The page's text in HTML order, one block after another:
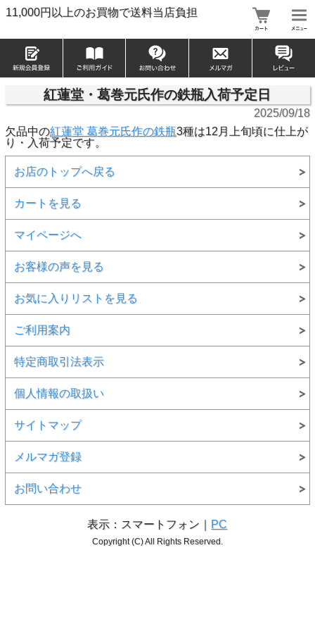
11,000円以上のお買物で送料当店負担
紅蓮堂・葛巻元氏作の鉄瓶入荷予定日
2025/09/18
欠品中の紅蓮堂 葛巻元氏作の鉄瓶3種は12月上旬頃に仕上が
り・入荷予定です。
お店のトップへ戻る
カートを見る
マイページへ
お客様の声を見る
お気に入りリストを見る
ご利用案内
特定商取引法表示
個人情報の取扱い
サイトマップ
メルマガ登録
お問い合わせ
表示：スマートフォン｜ PC
Copyright (C) All Rights Reserved.